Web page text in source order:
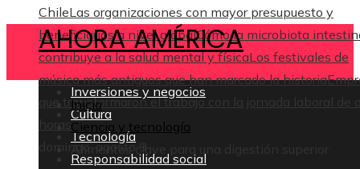
ChileLas organizaciones con mayor presupuesto y
beneficiarios a nivel globalCómo la microbiota
contribuye a la salud mental y físicaLos festivales de
música más antiguos que han marcado la historia
que transformaron el trabajo con la jornada laboral de
horas
domingo, agosto 9
AHORA AMÉRICA
Inversiones y negocios
Cultura
Tecnología
Responsabilidad social
Inicio
Ciencia y tecnología
Alimentos clave para una digestión superior